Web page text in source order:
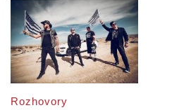
Rozhovory